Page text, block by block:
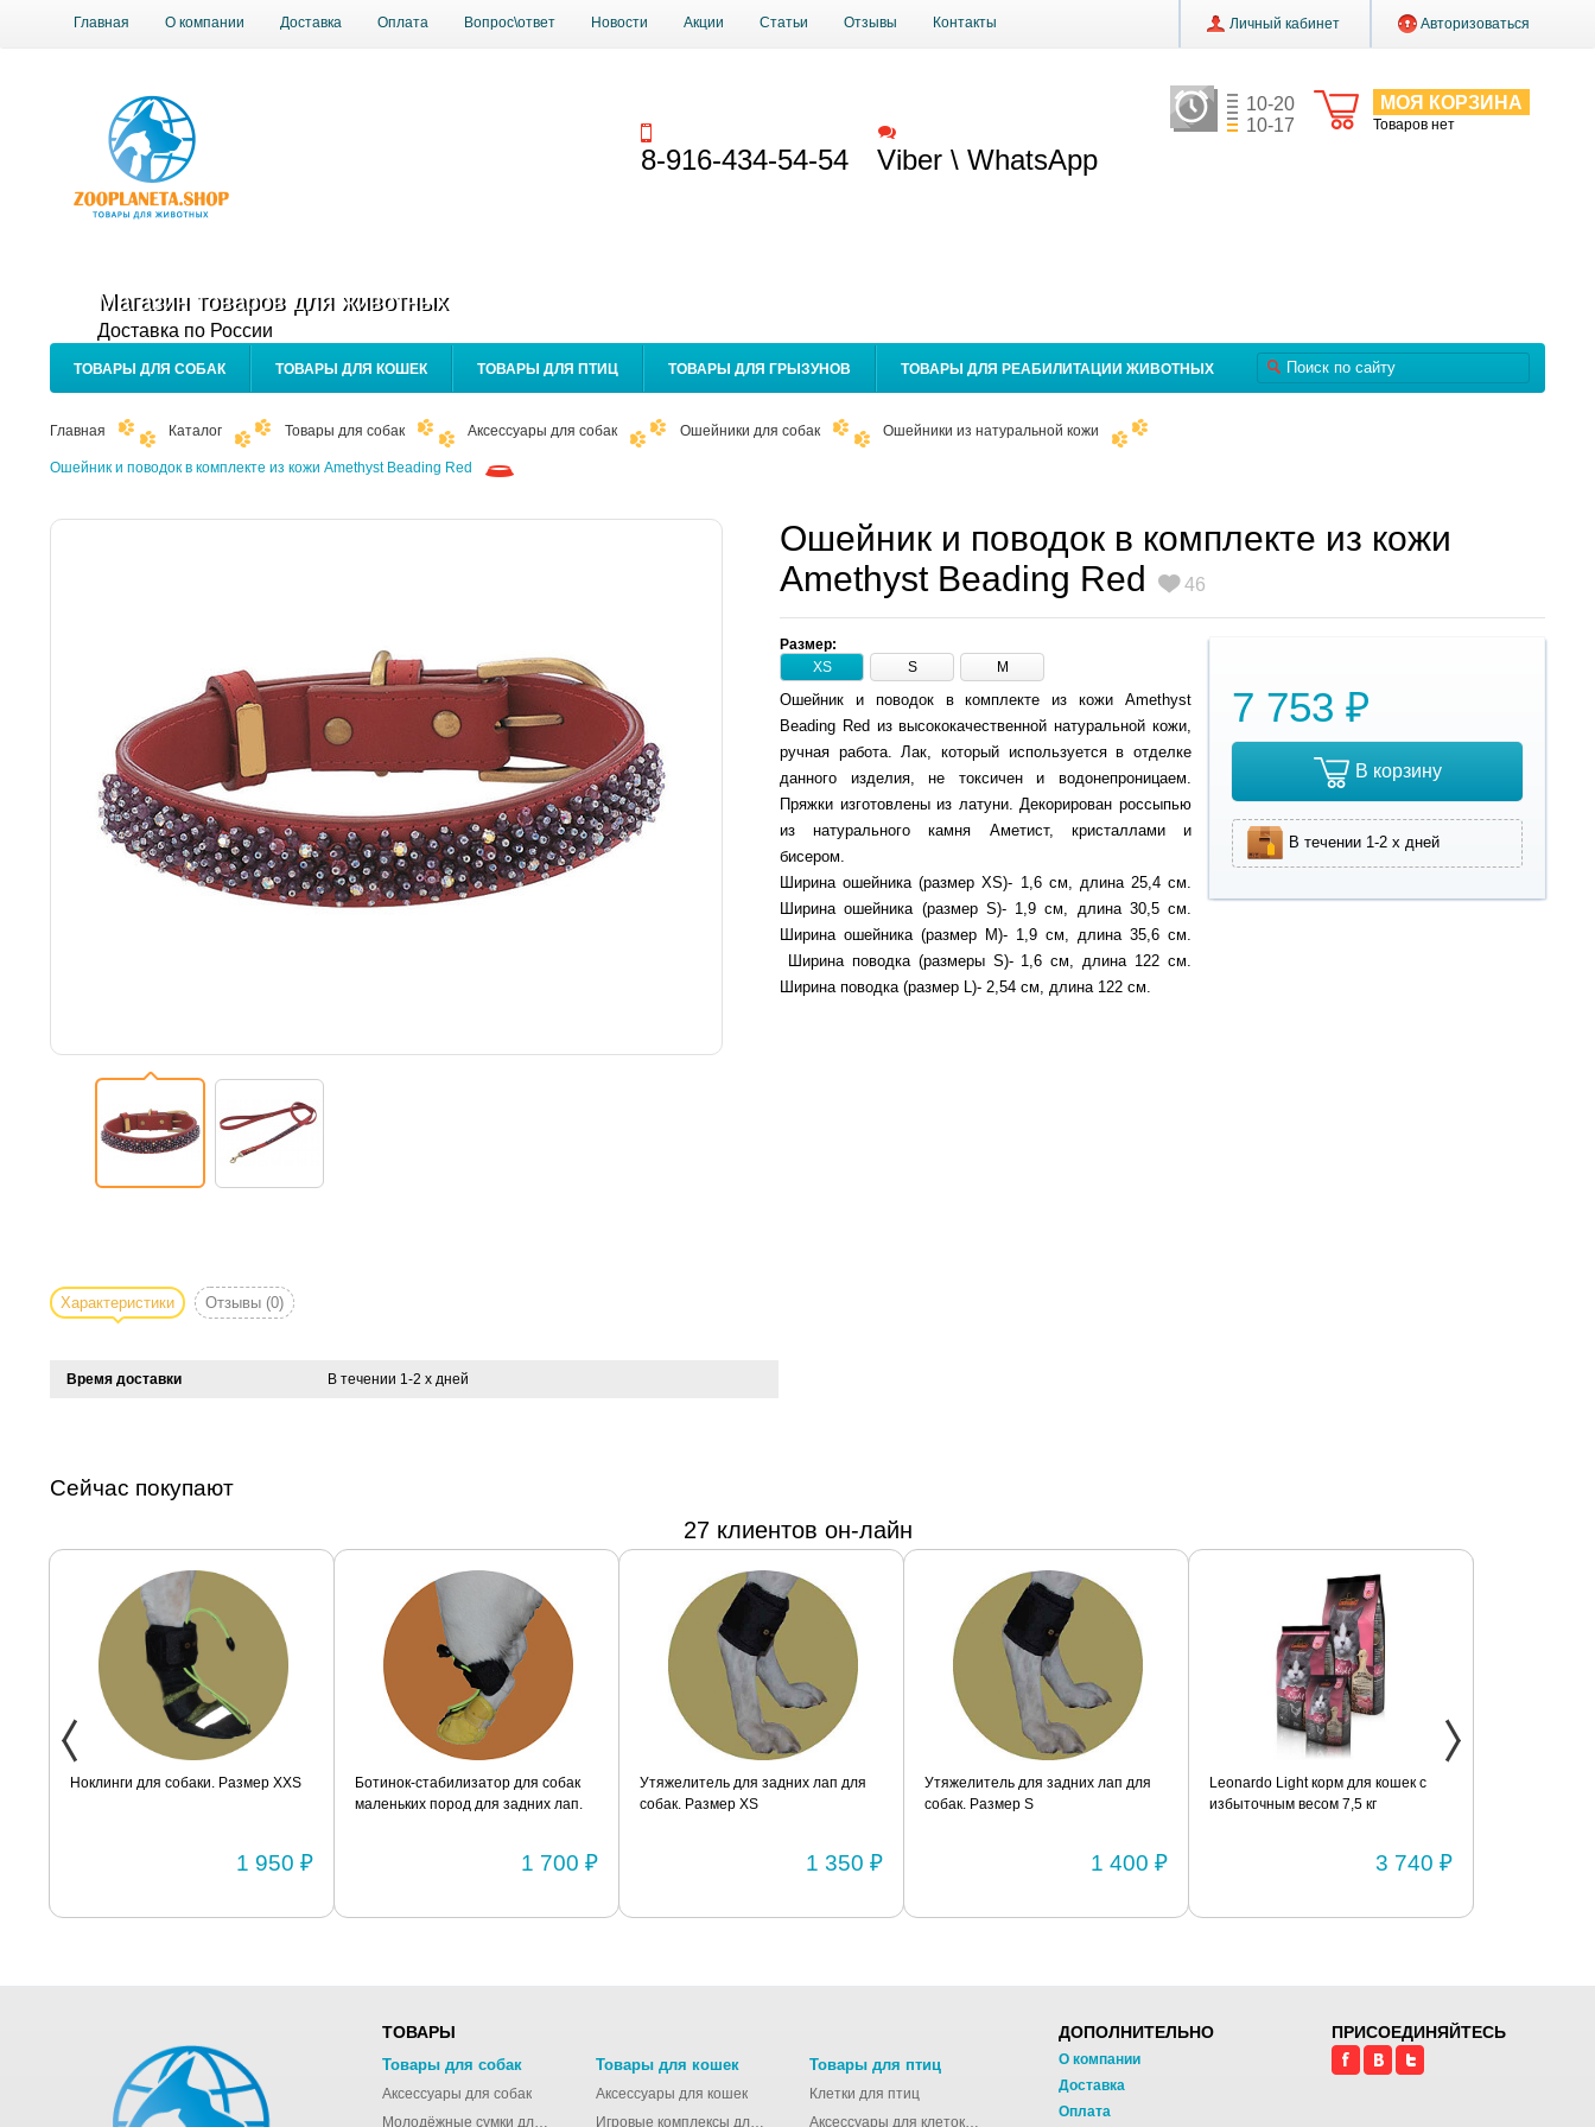
Главная О компании Доставка Оплата Вопрос\ответ Новости Акции Статьи Отзывы Контакты Личный кабинет Авторизоваться
МОЯ КОРЗИНА
Товаров нет
10-20
10-17
Магазин товаров для животных
Доставка по России
8-916-434-54-54 Viber \ WhatsApp
ТОВАРЫ ДЛЯ СОБАК ТОВАРЫ ДЛЯ КОШЕК ТОВАРЫ ДЛЯ ПТИЦ ТОВАРЫ ДЛЯ ГРЫЗУНОВ ТОВАРЫ ДЛЯ РЕАБИЛИТАЦИИ ЖИВОТНЫХ
Главная Каталог Товары для собак Аксессуары для собак Ошейники для собак Ошейники из натуральной кожи
Ошейник и поводок в комплекте из кожи Amethyst Beading Red
Ошейник и поводок в комплекте из кожи
Amethyst Beading Red
46
Размер:
XS
S M
7 753 ₽
В корзину
В течении 1-2 х дней
Ошейник и поводок в комплекте из кожи Amethyst
Beading Red из высококачественной натуральной кожи,
ручная работа. Лак, который используется в отделке
данного изделия, не токсичен и водонепроницаем.
Пряжки изготовлены из латуни. Декорирован россыпью
из натурального камня Аметист, кристаллами и
бисером.
Ширина ошейника (размер XS)- 1,6 см, длина 25,4 см.
Ширина ошейника (размер S)- 1,9 см, длина 30,5 cм.
Ширина ошейника (размер М)- 1,9 см, длина 35,6 см.
Ширина поводка (размеры S)- 1,6 см, длина 122 см.
Ширина поводка (размер L)- 2,54 см, длина 122 см.
Характеристики Отзывы (0)
Время доставки В течении 1-2 х дней
Сейчас покупают
27 клиентов он-лайн
Ноклинги для собаки. Размер XXS
1 950 ₽
Ботинок-стабилизатор для собак
маленьких пород для задних лап.
1 700 ₽
Утяжелитель для задних лап для
собак. Размер XS
1 350 ₽
Утяжелитель для задних лап для
собак. Размер S
1 400 ₽
Leonardo Light корм для кошек с
избыточным весом 7,5 кг
3 740 ₽
ТОВАРЫ
Товары для собак
Аксессуары для собак
Молодёжные сумки для девушек
Товары для кошек
Аксессуары для кошек
Игровые комплексы для кошек
Товары для птиц
Клетки для птиц
Аксессуары для клеток для птиц
ДОПОЛНИТЕЛЬНО
О компании
Доставка
Оплата
ПРИСОЕДИНЯЙТЕСЬ